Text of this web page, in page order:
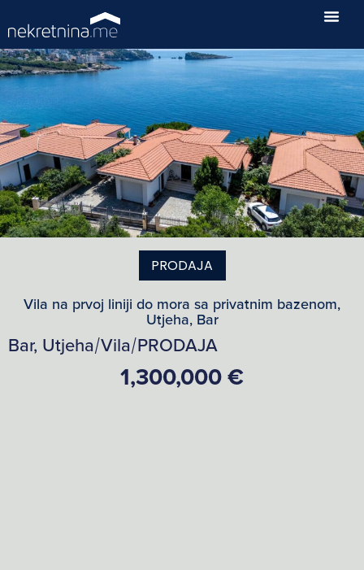
PRODAJA
Vila na prvoj liniji do mora sa privatnim bazenom,
Utjeha, Bar
Bar, Utjeha/Vila/PRODAJA
1,300,000 €